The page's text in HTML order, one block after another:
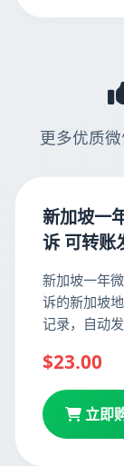
更多优质
新加坡一
诉 可转账
新加坡一年
诉的新加坡
记录，自动
$23.00
立即